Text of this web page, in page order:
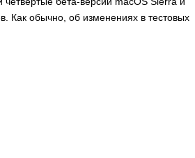
Как обычно, об изменениях в тестовых